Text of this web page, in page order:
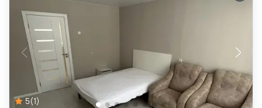
5(1)